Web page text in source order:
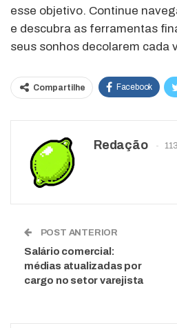
esse objetivo. Continue
e descubra as ferramentas
seus sonhos decolarem cada
Compartilhe Facebook
Redação
POST ANTERIOR
Salário comercial:
médias atualizadas por
cargo no setor varejista